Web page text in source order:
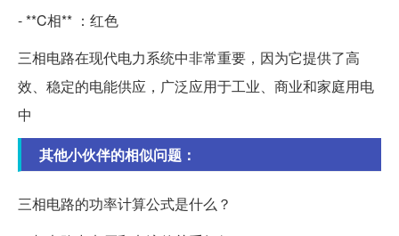
- **C相** ：红色
三相电路在现代电力系统中非常重要，因为它提供了高
效、稳定的电能供应，广泛应用于工业、商业和家庭用电
中
其他小伙伴的相似问题：
三相电路的功率计算公式是什么？